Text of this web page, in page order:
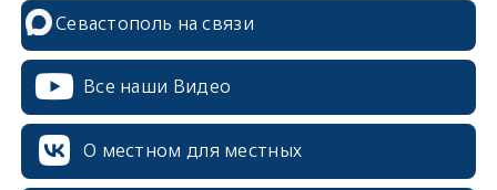
Севастополь на связи
Все наши Видео
О местном для местных